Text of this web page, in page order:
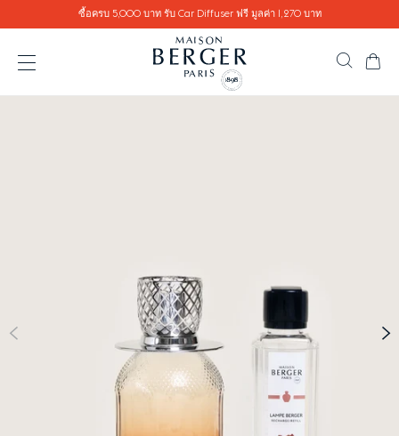
Go directly to contentซื้อครบ 5,000 บาท รับ Car Diffuser ฟรี มูลค่า 1,270 บาท
เปิดเมนู ค้นหา